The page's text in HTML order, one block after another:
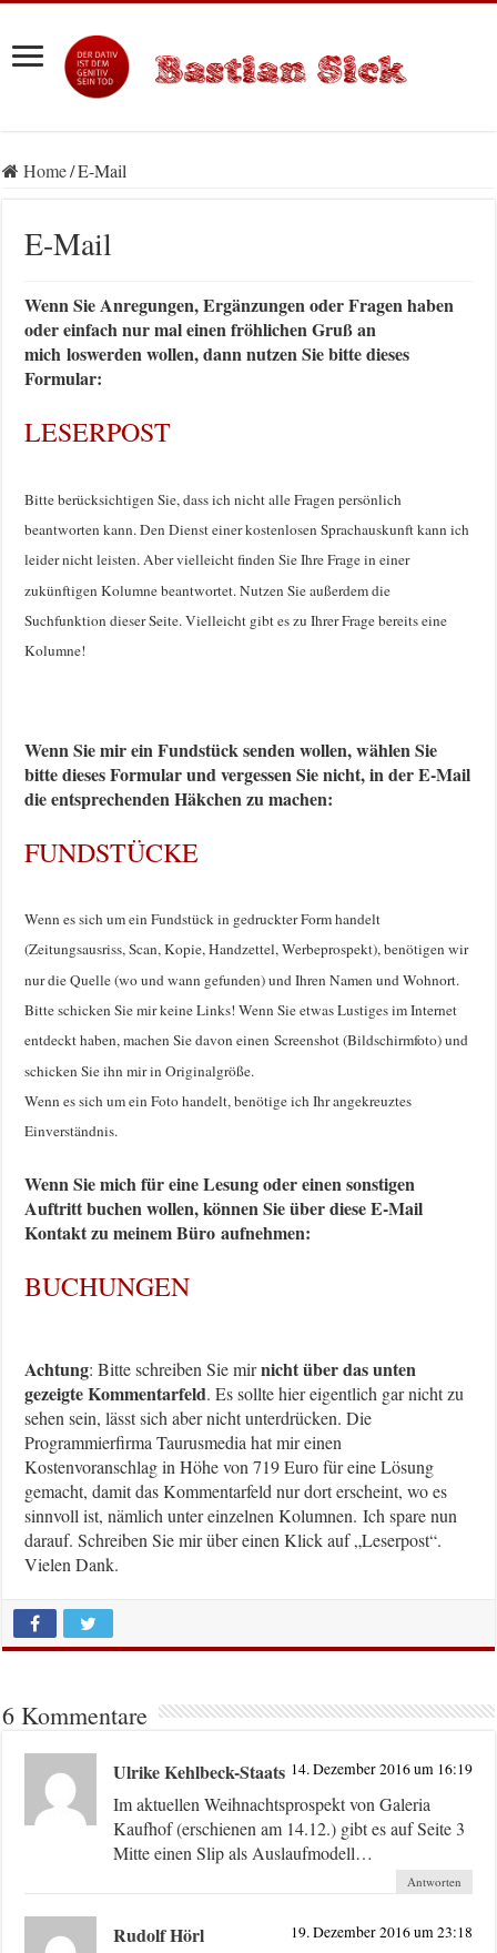
Home/E-Mail
E-Mail
Wenn Sie Anregungen, Ergänzungen oder Fragen haben
oder einfach nur mal einen fröhlichen Gruß an
mich loswerden wollen, dann nutzen Sie bitte dieses
Formular:
LESERPOST
Bitte berücksichtigen Sie, dass ich nicht alle Fragen persönlich
beantworten kann. Den Dienst einer kostenlosen Sprachauskunft kann ich
leider nicht leisten. Aber vielleicht finden Sie Ihre Frage in einer
zukünftigen Kolumne beantwortet. Nutzen Sie außerdem die
Suchfunktion dieser Seite. Vielleicht gibt es zu Ihrer Frage bereits eine
Kolumne!
Wenn Sie mir ein Fundstück senden wollen, wählen Sie
bitte dieses Formular und vergessen Sie nicht, in der E-Mail
die entsprechenden Häkchen zu machen:
FUNDSTÜCKE
Wenn es sich um ein Fundstück in gedruckter Form handelt
(Zeitungsausriss, Scan, Kopie, Handzettel, Werbeprospekt), benötigen wir
nur die Quelle (wo und wann gefunden) und Ihren Namen und Wohnort.
Bitte schicken Sie mir keine Links! Wenn Sie etwas Lustiges im Internet
entdeckt haben, machen Sie davon einen Screenshot (Bildschirmfoto) und
schicken Sie ihn mir in Originalgröße.
Wenn es sich um ein Foto handelt, benötige ich Ihr angekreuztes
Einverständnis.
Wenn Sie mich für eine Lesung oder einen sonstigen
Auftritt buchen wollen, können Sie über diese E-Mail
Kontakt zu meinem Büro aufnehmen:
BUCHUNGEN
Achtung: Bitte schreiben Sie mirnicht über das unten
gezeigte Kommentarfeld. Es sollte hier eigentlich gar nicht zu
sehen sein, lässt sich aber nicht unterdrücken. Die
Programmierfirma Taurusmedia hat mir einen
Kostenvoranschlag in Höhe von 719 Euro für eine Lösung
gemacht, damit das Kommentarfeld nur dort erscheint, wo es
sinnvoll ist, nämlich unter einzelnen Kolumnen. Ich spare nun
darauf. Schreiben Sie mir über einen Klick auf „Leserpost“.
Vielen Dank.
6 Kommentare
Ulrike Kehlbeck-Staats 14. Dezember 2016 um 16:19
Im aktuellen Weihnachtsprospekt von Galeria
Kaufhof (erschienen am 14.12.) gibt es auf Seite 3
Mitte einen Slip als Auslaufmodell…
Antworten
Rudolf Hörl 19. Dezember 2016 um 23:18